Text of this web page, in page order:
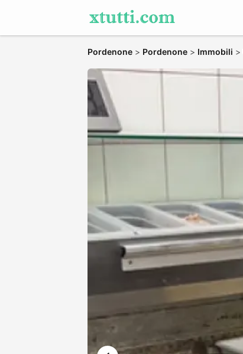
Pordenone > Pordenone > Immobili >